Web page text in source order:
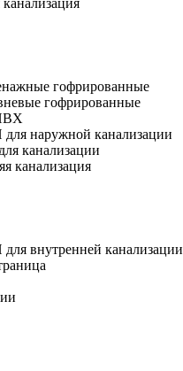
гофрированные
гофрированные
наружной канализации
канализации
канализация
внутренней канализации